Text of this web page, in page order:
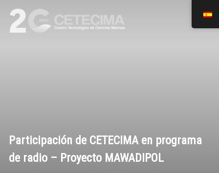
Participación de CETECIMA en programa
de radio – Proyecto MAWADIPOL